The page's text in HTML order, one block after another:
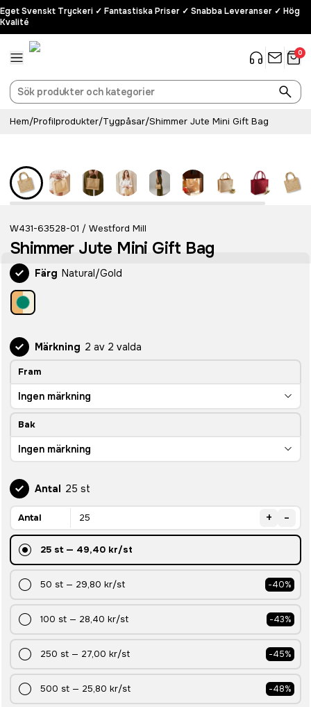
Eget Svenskt Tryckeri ✓ Fantastiska Priser ✓ Snabba Leveranser ✓ Hög
Kvalité
0
Hem/Profilprodukter/Tygpåsar/Shimmer Jute Mini Gift Bag
W431-63528-01 / Westford Mill
Shimmer Jute Mini Gift Bag
Färg Natural/Gold
Märkning 2 av 2 valda
Fram
Ingen märkning
Bak
Ingen märkning
Antal 25 st
Antal + -
25 st— 49,40 kr/st
50 st — 29,80 kr/st -40%
100 st — 28,40 kr/st -43%
250 st — 27,00 kr/st -45%
500 st — 25,80 kr/st -48%